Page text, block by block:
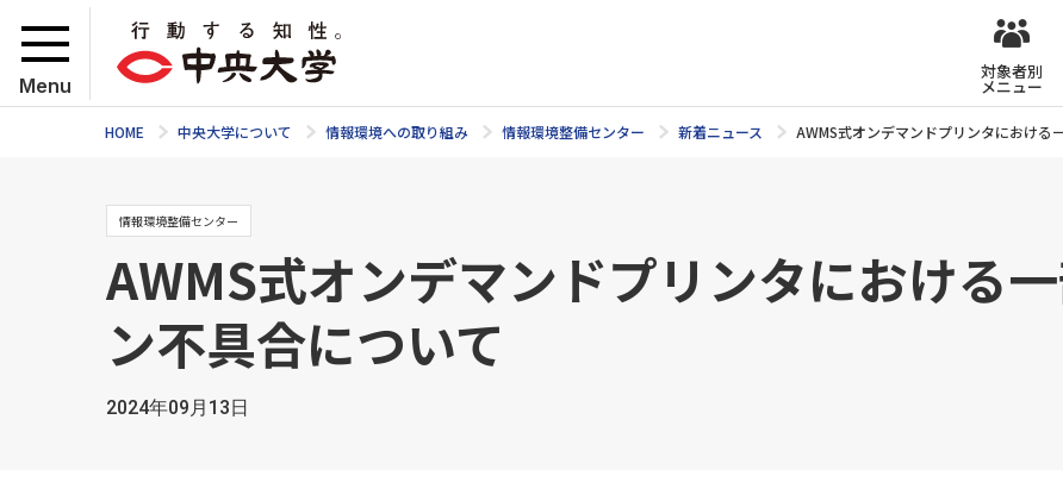
Menu
対象者別
メニュー
HOME 中央大学について 情報環境への取り組み 情報環境整備センター 新着ニュース AWMS式オンデマンドプリンタにおける
情報環境整備センター
AWMS式オンデマンドプリンタにおける
ン不具合について
2024年09月13日